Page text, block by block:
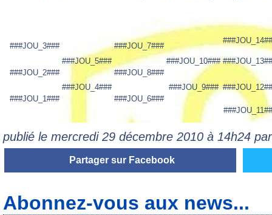
###JOU_3###
###JOU_7###
###JOU_5###
###JOU_10###
###JOU_2###
###JOU_8###
###JOU_4###
###JOU_9###
###JOU_1###
###JOU_6###
publié le mercredi 29 décembre 2010 à 14h24
Partager sur Facebook
Abonnez-vous aux news...